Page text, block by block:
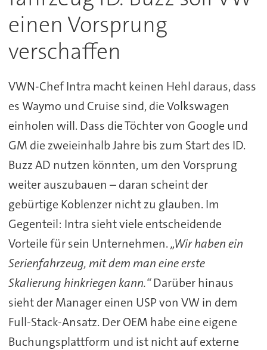
einen Vorsprung
verschaffen
VWN-Chef Intra macht keinen Hehl daraus, dass
es Waymo und Cruise sind, die Volkswagen
einholen will. Dass die Töchter von Google und
GM die zweieinhalb Jahre bis zum Start des ID.
Buzz AD nutzen könnten, um den Vorsprung
weiter auszubauen – daran scheint der
gebürtige Koblenzer nicht zu glauben. Im
Gegenteil: Intra sieht viele entscheidende
Vorteile für sein Unternehmen.„Wir haben ein
Serienfahrzeug, mit dem man eine erste
Skalierung hinkriegen kann.“Darüber hinaus
sieht der Manager einen USP von VW in dem
Full-Stack-Ansatz. Der OEM habe eine eigene
Buchungsplattform und ist nicht auf externe